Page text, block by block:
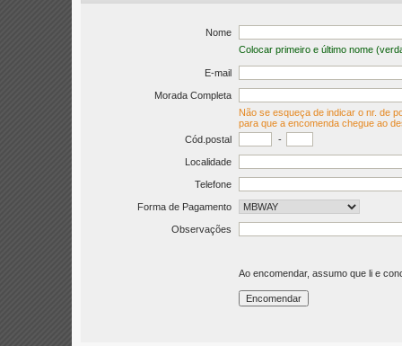
Nome
Colocar primeiro e último nome
E-mail
Morada Completa
Não se esqueça de indicar o nr. de
para que a encomenda chegue ao
Cód.postal
-
Localidade
Telefone
Forma de Pagamento
Observações
Ao encomendar, assumo que li e